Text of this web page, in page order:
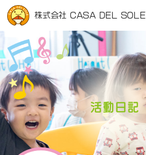
株式会社 CASA DEL SOLE
活動日記